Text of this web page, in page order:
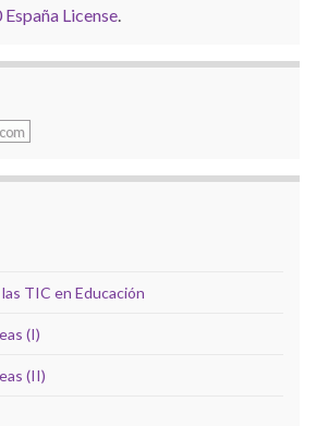
License
TIC en Educación
(I)
(II)